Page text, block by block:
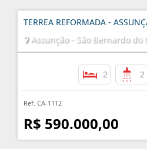
TERREA REFORMADA -
Assunção - São Bernardo do
2 2
Ref. CA-1112
R$ 590.000,00